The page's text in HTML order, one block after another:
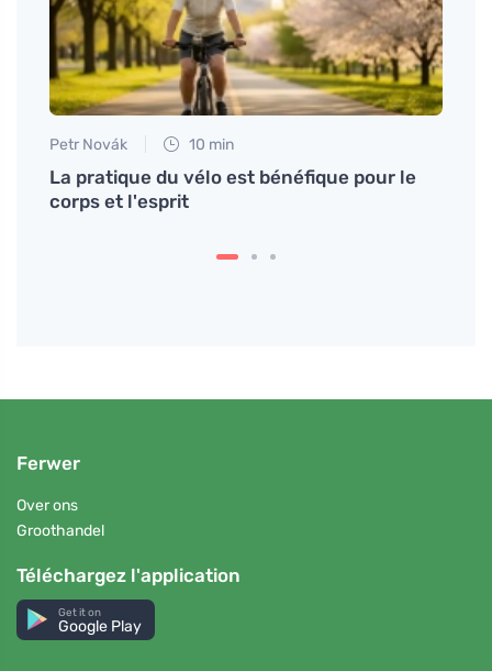
Petr Novák 10 min
La pratique du vélo est bénéfique pour le
corps et l'esprit
Ferwer
Over ons
Groothandel
Téléchargez l'application
Get it on
Google Play